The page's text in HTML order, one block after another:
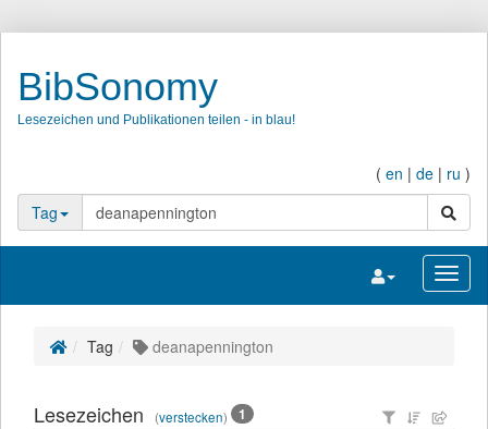
BibSonomy
Lesezeichen und Publikationen teilen - in blau!
( en | de | ru )
Tag
Suche
Navigation
Tag deanapennington
Lesezeichen (verstecken) 1